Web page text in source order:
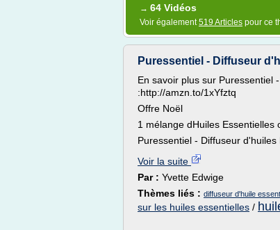
→ 64 Vidéos
Voir également519 Articles pour ce
Puressentiel - Diffuseur
En savoir plus sur Puressentiel
:http://amzn.to/1xYfztq
Offre Noël
1 mélange dHuiles
Puressentiel - Diffuseur d'huiles
Voir la suite
Par : Yvette Edwige
Thèmes liés : diffuseur d'huile
sur les huiles essentielles /